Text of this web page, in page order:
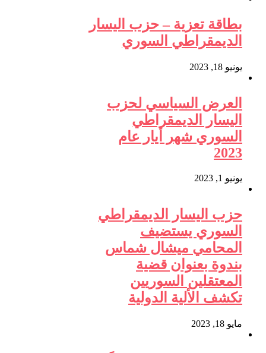
بطاقة تعزية – حزب اليسار
الديمقراطي السوري
يونيو 18, 2023
العرض السياسي لحزب
اليسار الديمقراطي
السوري شهر أيار عام
2023
يونيو 1, 2023
حزب اليسار الديمقراطي
السوري يستضيف
المحامي ميشال شماس
بندوة بعنوان قضية
المعتقلين السوريين
تكشف الألية الدولية
مايو 18, 2023